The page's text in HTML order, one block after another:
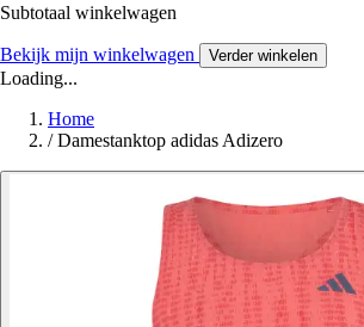
Subtotaal winkelwagen
Bekijk mijn winkelwagen Verder winkelen
Loading...
Home
/ Damestanktop adidas Adizero